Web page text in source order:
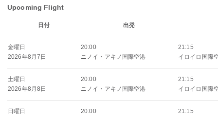
Upcoming Flight
日付 出発
金曜日
2026年8月7日
20:00
ニノイ・アキノ国際空港
21:15
イロイロ国際
土曜日
2026年8月8日
20:00
ニノイ・アキノ国際空港
21:15
イロイロ国際
日曜日
20:00
21:15